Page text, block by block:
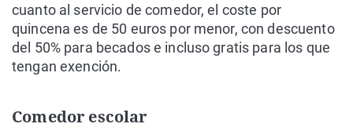
cuanto al servicio de comedor, el coste por
quincena es de 50 euros por menor, con descuento
del 50% para becados e incluso gratis para los que
tengan exención.
Comedor escolar